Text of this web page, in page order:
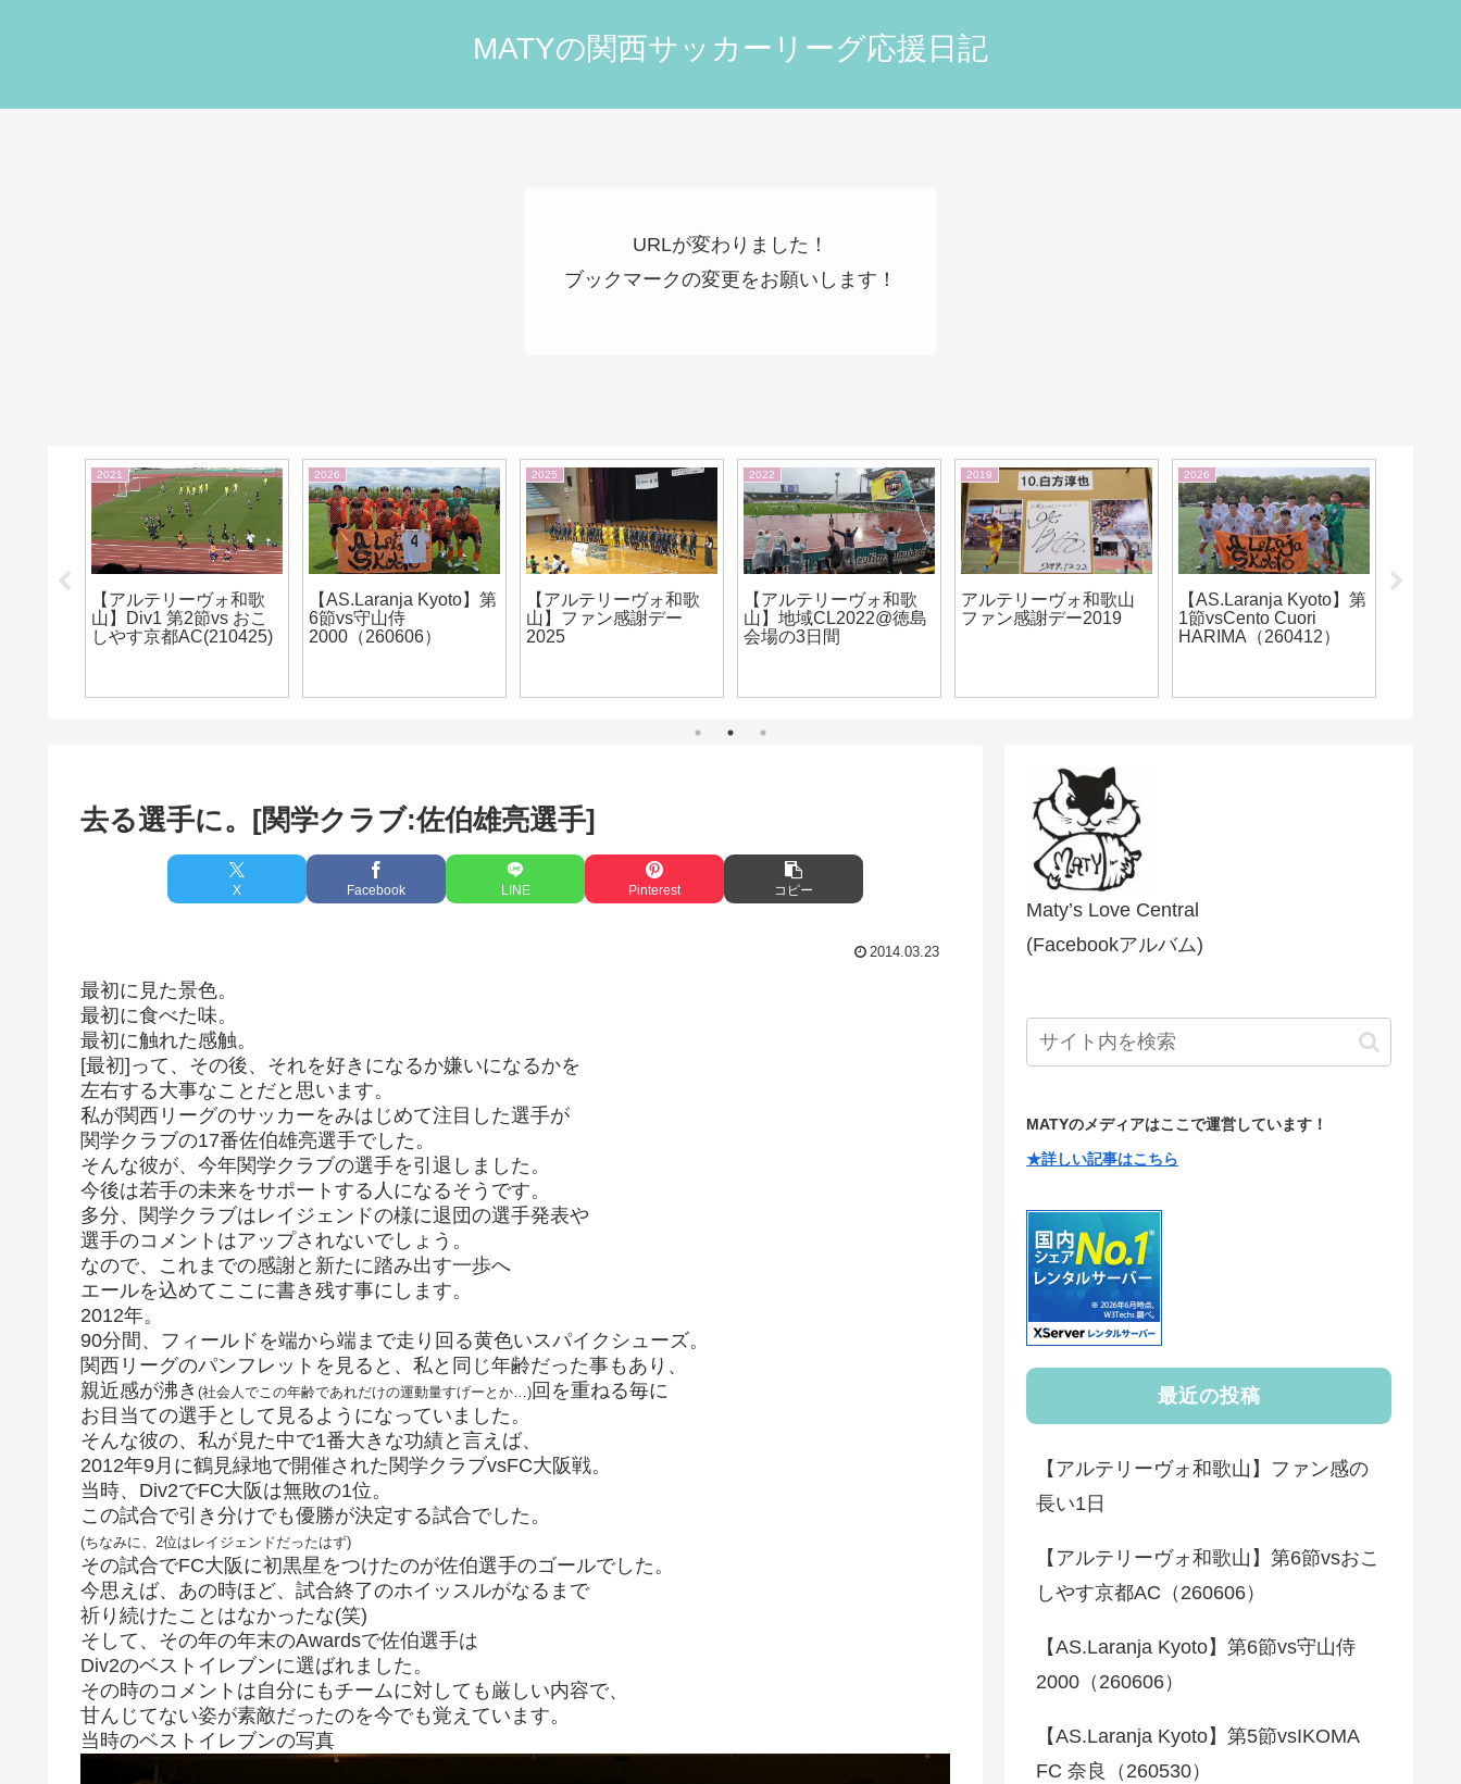
MATYの関西サッカーリーグ応援日記
URLが変わりました！
ブックマークの変更をお願いします！
2025
【アルテリーヴォ和歌
山】ファン感謝デー
2025
2022
【アルテリーヴォ和歌
山】地域CL2022@徳島
会場の3日間
2019
アルテリーヴォ和歌山
ファン感謝デー2019
2026
【AS.Laranja Kyoto】第
1節vsCento Cuori
HARIMA（260412）
2026
【アルテリーヴォ和歌
山】ファン感の長い1日
2026
【アルテリーヴォ和歌
山】第6節vsおこしやす
京都AC（260606）
去る選手に。[関学クラブ:佐伯雄亮選手]
X Facebook LINE Pinterest コピー
2014.03.23
最初に見た景色。
最初に食べた味。
最初に触れた感触。
[最初]って、その後、それを好きになるか嫌いになるかを
左右する大事なことだと思います。
私が関西リーグのサッカーをみはじめて注目した選手が
関学クラブの17番佐伯雄亮選手でした。
そんな彼が、今年関学クラブの選手を引退しました。
今後は若手の未来をサポートする人になるそうです。
多分、関学クラブはレイジェンドの様に退団の選手発表や
選手のコメントはアップされないでしょう。
なので、これまでの感謝と新たに踏み出す一歩へ
エールを込めてここに書き残す事にします。
2012年。
90分間、フィールドを端から端まで走り回る黄色いスパイクシューズ。
関西リーグのパンフレットを見ると、私と同じ年齢だった事もあり、
親近感が沸き (社会人でこの年齢であれだけの運動量すげーとか…) 回を重ねる毎に
お目当ての選手として見るようになっていました。
そんな彼の、私が見た中で1番大きな功績と言えば、
2012年9月に鶴見緑地で開催された関学クラブvsFC大阪戦。
当時、Div2でFC大阪は無敗の1位。
この試合で引き分けでも優勝が決定する試合でした。
(ちなみに、2位はレイジェンドだったはず)
その試合でFC大阪に初黒星をつけたのが佐伯選手のゴールでした。
今思えば、あの時ほど、試合終了のホイッスルがなるまで
祈り続けたことはなかったな(笑)
そして、その年の年末のAwardsで佐伯選手は
Div2のベストイレブンに選ばれました。
その時のコメントは自分にもチームに対しても厳しい内容で、
甘んじてない姿が素敵だったのを今でも覚えています。
当時のベストイレブンの写真
Maty’s Love Central
(Facebookアルバム)
MATYのメディアはここで運営しています！
★詳しい記事はこちら
最近の投稿
【アルテリーヴォ和歌山】ファン感の
長い1日
【アルテリーヴォ和歌山】第6節vsおこ
しやす京都AC（260606）
【AS.Laranja Kyoto】第6節vs守山侍
2000（260606）
【AS.Laranja Kyoto】第5節vsIKOMA
FC 奈良（260530）